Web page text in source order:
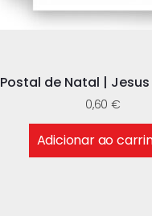
Postal de Natal |
0,60€
Adicionar ao